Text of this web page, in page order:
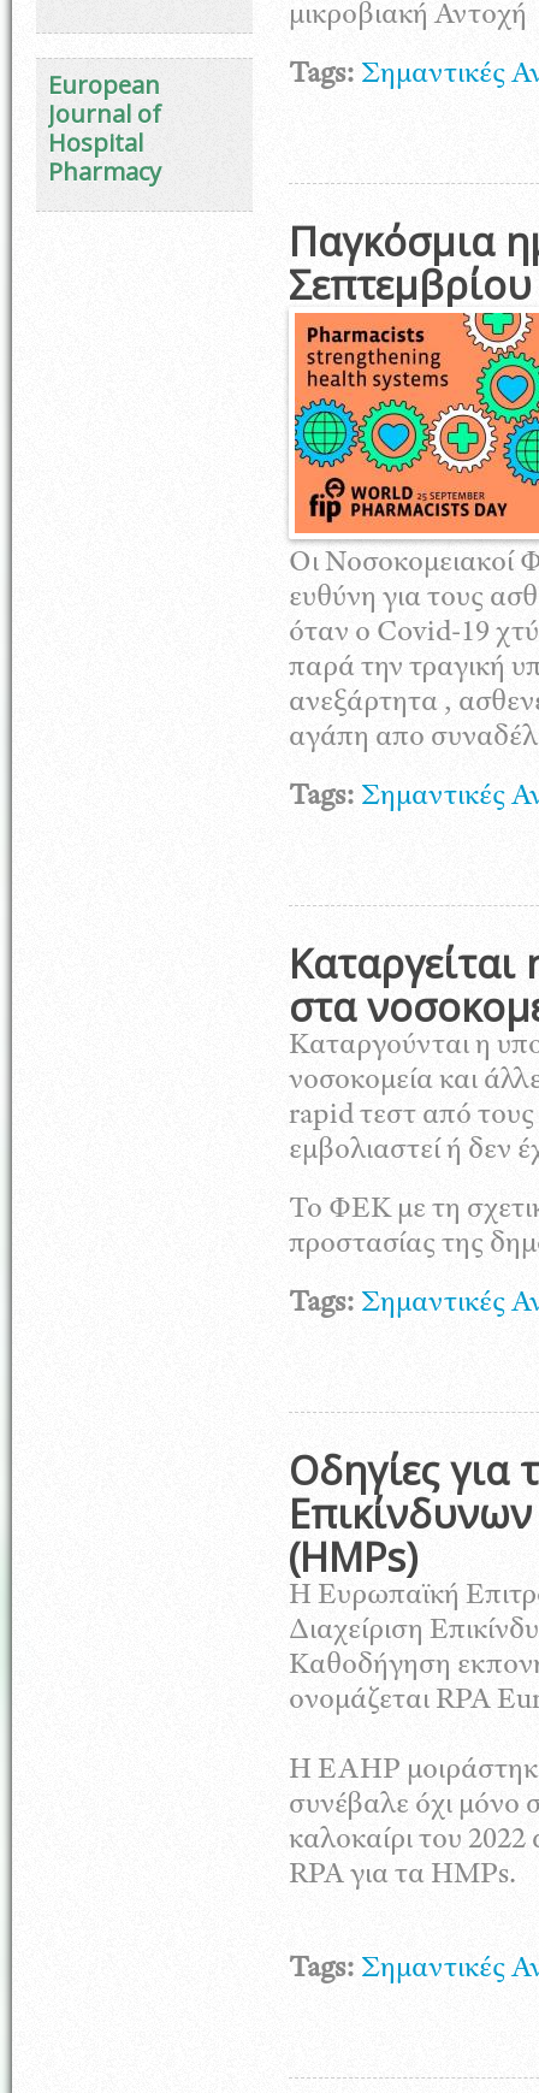
European
Journal of
Hospital
Pharmacy
μικροβιακή Αντοχή
Tags: Σημαντικές
Παγκόσμια
Σεπτεμβρίου
Οι Νοσοκομειακοί
ευθύνη για τους
όταν ο Covid-19
παρά την τραγική
ανεξάρτητα ,
αγάπη απο
Tags: Σημαντικές
στα
Καταργούνται η
νοσοκομεία και
rapid τεστ από τους
εμβολιαστεί ή δεν
Το ΦΕΚ με τη
προστασίας της
Tags: Σημαντικές
Οδηγίες για
(HMPs)
Η Ευρωπαϊκή
Διαχείριση
Καθοδήγηση
ονομάζεται RPA
Η EAHP
συνέβαλε όχι μόνο
καλοκαίρι του
RPA για τα HMPs.
Tags: Σημαντικές